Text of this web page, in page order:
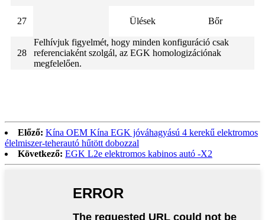
27 Ülések Bőr
28
Felhívjuk figyelmét, hogy minden konfiguráció csak
referenciaként szolgál, az EGK homologizációnak
megfelelően.
Előző: Kína OEM Kína EGK jóváhagyású 4 kerekű elektromos
élelmiszer-teherautó hűtött dobozzal
Következő: EGK L2e elektromos kabinos autó -X2